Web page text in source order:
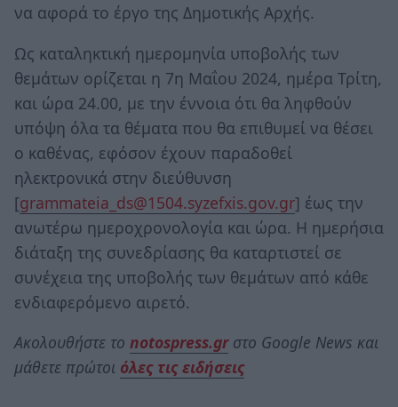
να αφορά το έργο της Δημοτικής Αρχής.
Ως καταληκτική ημερομηνία υποβολής των
θεμάτων ορίζεται η 7η Μαΐου 2024, ημέρα Τρίτη,
και ώρα 24.00, με την έννοια ότι θα ληφθούν
υπόψη όλα τα θέματα που θα επιθυμεί να θέσει
ο καθένας, εφόσον έχουν παραδοθεί
ηλεκτρονικά στην διεύθυνση
[grammateia_ds@1504.syzefxis.gov.gr] έως την
ανωτέρω ημεροχρονολογία και ώρα. Η ημερήσια
διάταξη της συνεδρίασης θα καταρτιστεί σε
συνέχεια της υποβολής των θεμάτων από κάθε
ενδιαφερόμενο αιρετό.
Ακολουθήστε το notospress.grστο Google News και
μάθετε πρώτοι όλες τις ειδήσεις